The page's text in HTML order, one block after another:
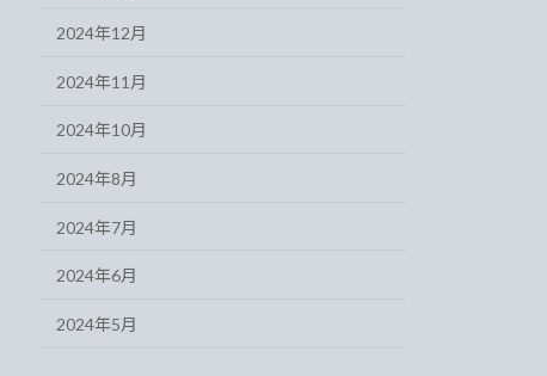
2024年12月
2024年11月
2024年10月
2024年8月
2024年7月
2024年6月
2024年5月